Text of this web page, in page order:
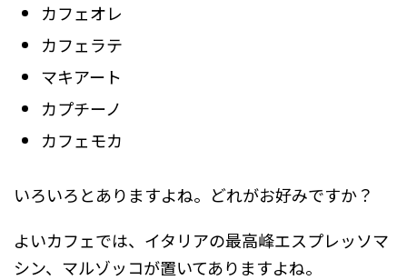
カフェオレ
カフェラテ
マキアート
カプチーノ
カフェモカ
いろいろとありますよね。どれがお好みですか？
よいカフェでは、イタリアの最高峰エスプレッソマ
シン、マルゾッコが置いてありますよね。